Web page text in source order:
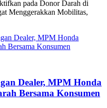
pada Donor Darah di
Menggerakkan Mobilitas,
Dealer, MPM Honda
Bersama Konsumen